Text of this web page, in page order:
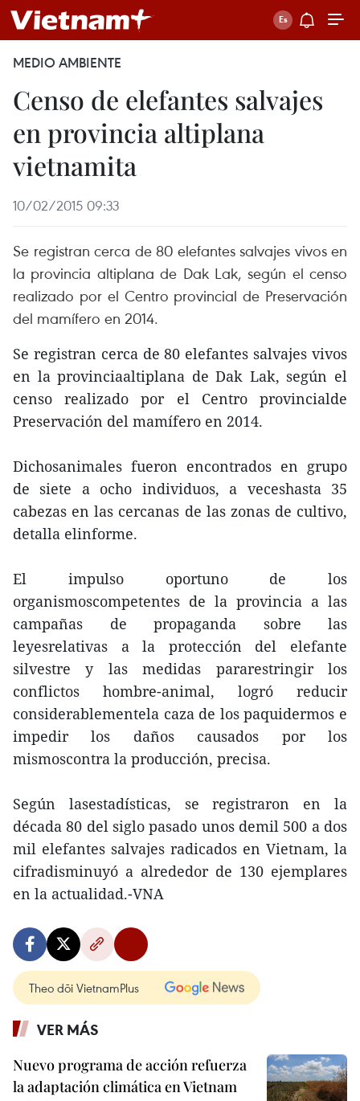
MEDIO AMBIENTE
Censo de elefantes salvajes
en provincia altiplana
vietnamita
10/02/2015 09:33
Se registran cerca de 80 elefantes salvajes vivos en
la provincia altiplana de Dak Lak, según el censo
realizado por el Centro provincial de Preservación
del mamífero en 2014.
Se registran cerca de 80 elefantes salvajes vivos
en la provinciaaltiplana de Dak Lak, según el
censo realizado por el Centro provincialde
Preservación del mamífero en 2014.
Dichosanimales fueron encontrados en grupo
de siete a ocho individuos, a veceshasta 35
cabezas en las cercanas de las zonas de cultivo,
detalla elinforme.
El impulso oportuno de los
organismoscompetentes de la provincia a las
campañas de propaganda sobre las
leyesrelativas a la protección del elefante
silvestre y las medidas pararestringir los
conflictos hombre-animal, logró reducir
considerablementela caza de los paquidermos e
impedir los daños causados por los
mismoscontra la producción, precisa.
Según lasestadísticas, se registraron en la
década 80 del siglo pasado unos demil 500 a dos
mil elefantes salvajes radicados en Vietnam, la
cifradisminuyó a alrededor de 130 ejemplares
en la actualidad.-VNA
Theo dõi VietnamPlus
VER MÁS
Nuevo programa de acción refuerza
la adaptación climática en Vietnam